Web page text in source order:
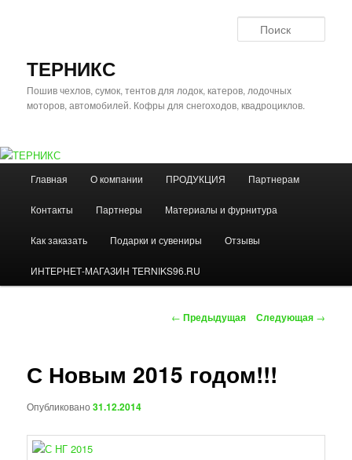
ТЕРНИКС
Пошив чехлов, сумок, тентов для лодок, катеров, лодочных
моторов, автомобилей. Кофры для снегоходов, квадроциклов.
Главная О компании ПРОДУКЦИЯ Партнерам
Контакты Партнеры Материалы и фурнитура
Как заказать Подарки и сувениры Отзывы
ИНТЕРНЕТ-МАГАЗИН TERNIKS96.RU
Навигация
← Предыдущая Следующая →
С Новым 2015 годом!!!
Опубликовано31.12.2014